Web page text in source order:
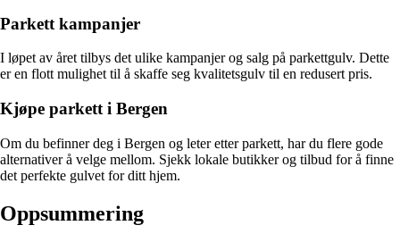
Parkett kampanjer
I løpet av året tilbys det ulike kampanjer og salg på parkettgulv. Dette
er en flott mulighet til å skaffe seg kvalitetsgulv til en redusert pris.
Kjøpe parkett i Bergen
Om du befinner deg i Bergen og leter etter parkett, har du flere gode
alternativer å velge mellom. Sjekk lokale butikker og tilbud for å finne
det perfekte gulvet for ditt hjem.
Oppsummering